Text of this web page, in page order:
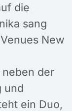
die
sang
New
der
und
ein Duo,